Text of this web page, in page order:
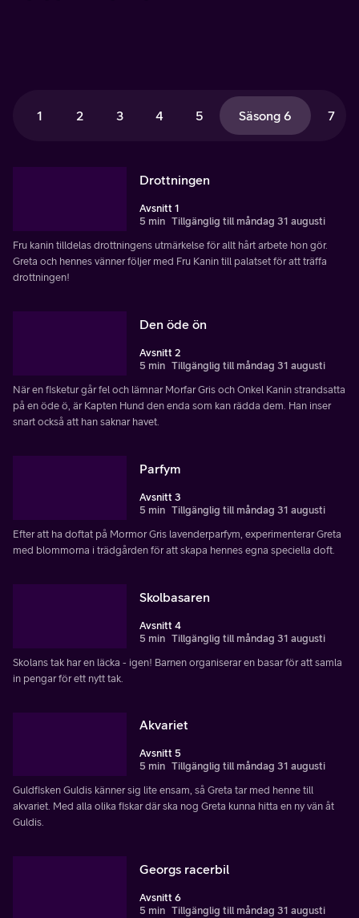
1 2 3 4 5 Säsong 6 7
Drottningen
Avsnitt 1
5 min Tillgänglig till måndag 31 augusti
Fru kanin tilldelas drottningens utmärkelse för allt hårt arbete hon gör.
Greta och hennes vänner följer med Fru Kanin till palatset för att träffa
drottningen!
Den öde ön
Avsnitt 2
5 min Tillgänglig till måndag 31 augusti
När en fisketur går fel och lämnar Morfar Gris och Onkel Kanin strandsatta
på en öde ö, är Kapten Hund den enda som kan rädda dem. Han inser
snart också att han saknar havet.
Parfym
Avsnitt 3
5 min Tillgänglig till måndag 31 augusti
Efter att ha doftat på Mormor Gris lavenderparfym, experimenterar Greta
med blommorna i trädgården för att skapa hennes egna speciella doft.
Skolbasaren
Avsnitt 4
5 min Tillgänglig till måndag 31 augusti
Skolans tak har en läcka - igen! Barnen organiserar en basar för att samla
in pengar för ett nytt tak.
Akvariet
Avsnitt 5
5 min Tillgänglig till måndag 31 augusti
Guldfisken Guldis känner sig lite ensam, så Greta tar med henne till
akvariet. Med alla olika fiskar där ska nog Greta kunna hitta en ny vän åt
Guldis.
Georgs racerbil
Avsnitt 6
5 min Tillgänglig till måndag 31 augusti